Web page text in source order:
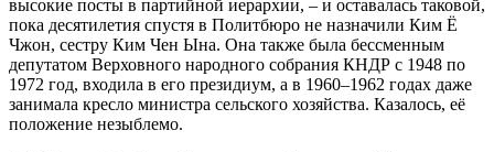
высокие посты в партийной иерархии, – и оставалась таковой,
пока десятилетия спустя в Политбюро не назначили Ким Ё
Чжон, сестру Ким Чен Ына. Она также была бессменным
депутатом Верховного народного собрания КНДР с 1948 по
1972 год, входила в его президиум, а в 1960–1962 годах даже
занимала кресло министра сельского хозяйства. Казалось, её
положение незыблемо.